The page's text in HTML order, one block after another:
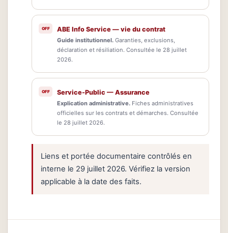
ABE Info Service — vie du contrat
Guide institutionnel. Garanties, exclusions,
déclaration et résiliation. Consultée le 28 juillet
2026.
Service-Public — Assurance
Explication administrative. Fiches administratives
officielles sur les contrats et démarches. Consultée
le 28 juillet 2026.
Liens et portée documentaire contrôlés en
interne le 29 juillet 2026. Vérifiez la version
applicable à la date des faits.